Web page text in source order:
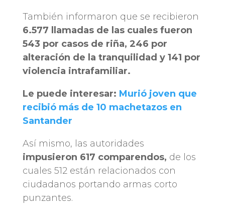
También informaron que se recibieron
6.577 llamadas de las cuales fueron
543 por casos de riña, 246 por
alteración de la tranquilidad y 141 por
violencia intrafamiliar.
Le puede interesar: Murió joven que
recibió más de 10 machetazos en
Santander
Así mismo, las autoridades
impusieron 617 comparendos, de los
cuales 512 están relacionados con
ciudadanos portando armas corto
punzantes.